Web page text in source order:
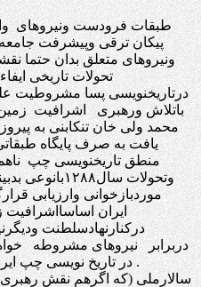
طبقات فرودست ونیروهای
پیکان ترقی وپیشرفت
ونیروهای متعلق بدان حتما
تحولات تاریخی
درتاریخنویسی پسا مشروطیت
باتلاش ورهبری اشرافیت
محمد ولی خان تنکابنی به
یافت به صرف پایگاه
منطق تاریخنویسی چپ
وتحولات
موردبازخوانی وارزیابی
ایران
درکنارنهادسلطنت
دربرابر نیروهای مشروطه
. در تاریخ نویسی چپ
سالارملی (که اگرهم نقش رهبری